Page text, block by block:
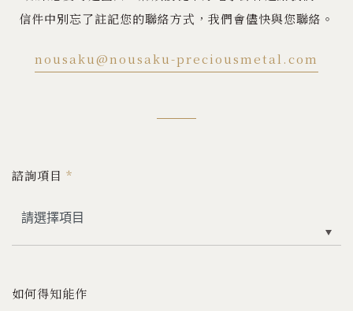
信件中別忘了註記您的聯絡方式，我們會儘快與您聯絡。
nousaku@nousaku-preciousmetal.com
諮詢項目 *
如何得知能作